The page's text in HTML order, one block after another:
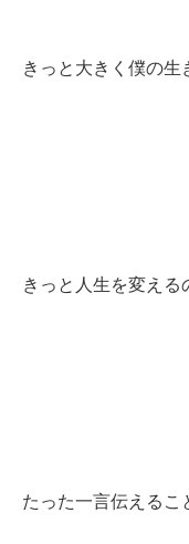
きっと大きく僕の生
きっと人生を変える
たった一言伝えるこ